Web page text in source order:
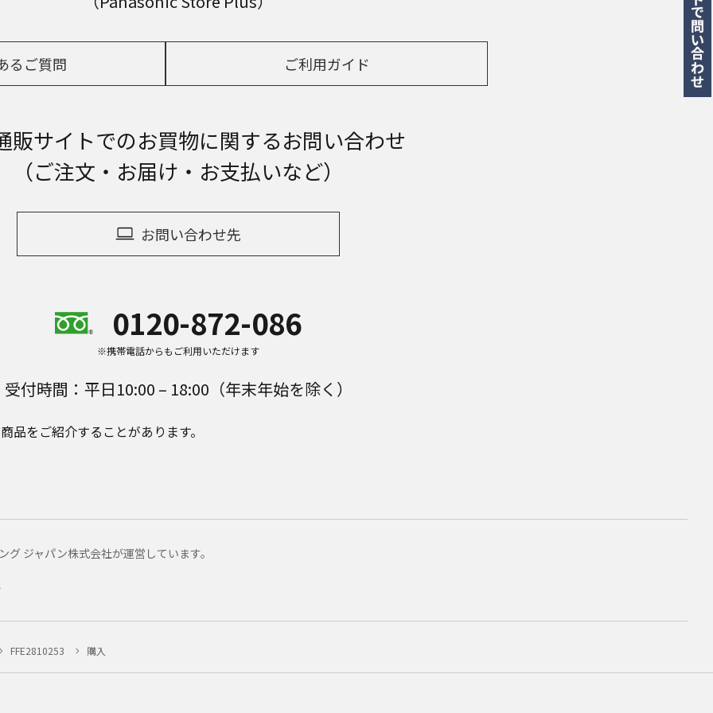
るご質問 ご利用ガイド
販サイトでのお買物に関するお問い合わせ
（ご注文・お届け・お支払いなど）
お問い合わせ先
0120-872-086
※携帯電話からもご利用いただけます
受付時間：平日10:00 – 18:00（年末年始を除く）
品をご紹介することがあります。
ジャパン株式会社が運営しています。
FFE2810253 購入